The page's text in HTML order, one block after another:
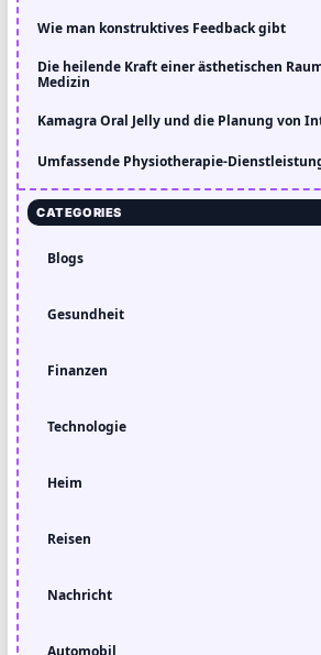
Wie man konstruktives Feedback gibt
Die heilende Kraft einer ästhetischen
Medizin
Kamagra Oral Jelly und die Planung von
Umfassende Physiotherapie-
CATEGORIES
Blogs
Gesundheit
Finanzen
Technologie
Heim
Reisen
Nachricht
Automobil